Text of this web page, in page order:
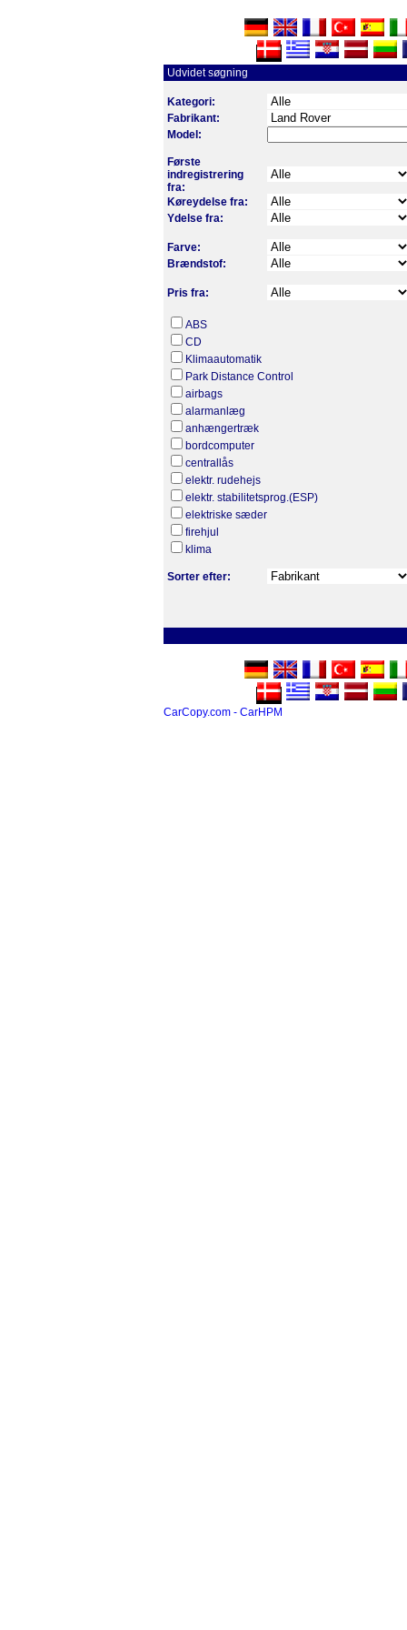
Udvidet søgning
Kategori:
Fabrikant:
Model:
Første
indregistrering
fra:
Køreydelse fra:
Ydelse fra:
Farve:
Brændstof:
Pris fra:
ABS
CD
Klimaautomatik
Park Distance Control
airbags
alarmanlæg
anhængertræk
bordcomputer
centrallås
elektr. rudehejs
elektr. stabilitetsprog.(ESP)
elektriske sæder
firehjul
klima
Sorter efter:
CarCopy.com - CarHPM